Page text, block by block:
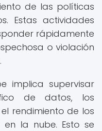
de las políticas
Estas actividades
rápidamente
o violación
implica supervisar
de datos, los
rendimiento de los
en la nube. Esto se